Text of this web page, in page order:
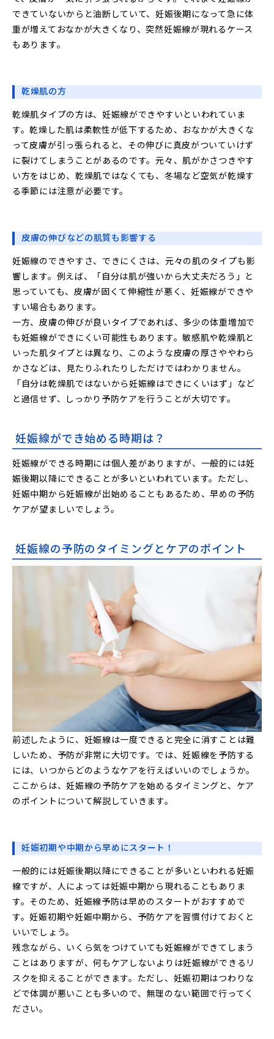
できていないからと油断していて、妊娠後期になって急に体
重が増えておなかが大きくなり、突然妊娠線が現れるケース
もあります。
乾燥肌の方
乾燥肌タイプの方は、妊娠線ができやすいといわれていま
す。乾燥した肌は柔軟性が低下するため、おなかが大きくな
って皮膚が引っ張られると、その伸びに真皮がついていけず
に裂けてしまうことがあるのです。元々、肌がかさつきやす
い方をはじめ、乾燥肌ではなくても、冬場など空気が乾燥す
る季節には注意が必要です。
皮膚の伸びなどの肌質も影響する
妊娠線のできやすさ、できにくさは、元々の肌のタイプも影
響します。例えば、「自分は肌が強いから大丈夫だろう」と
思っていても、皮膚が固くて伸縮性が悪く、妊娠線ができや
すい場合もあります。
一方、皮膚の伸びが良いタイプであれば、多少の体重増加で
も妊娠線ができにくい可能性もあります。敏感肌や乾燥肌と
いった肌タイプとは異なり、このような皮膚の厚さややわら
かさなどは、見たりふれたりしただけではわかりません。
「自分は乾燥肌ではないから妊娠線はできにくいはず」など
と過信せず、しっかり予防ケアを行うことが大切です。
妊娠線ができ始める時期は？
妊娠線ができる時期には個人差がありますが、一般的には妊
娠後期以降にできることが多いといわれています。ただし、
妊娠中期から妊娠線が出始めることもあるため、早めの予防
ケアが望ましいでしょう。
妊娠線の予防のタイミングとケアのポイント
前述したように、妊娠線は一度できると完全に消すことは難
しいため、予防が非常に大切です。では、妊娠線を予防する
には、いつからどのようなケアを行えばいいのでしょうか。
ここからは、妊娠線の予防ケアを始めるタイミングと、ケア
のポイントについて解説していきます。
妊娠初期や中期から早めにスタート！
一般的には妊娠後期以降にできることが多いといわれる妊娠
線ですが、人によっては妊娠中期から現れることもありま
す。そのため、妊娠線予防は早めのスタートがおすすめで
す。妊娠初期や妊娠中期から、予防ケアを習慣付けておくと
いいでしょう。
残念ながら、いくら気をつけていても妊娠線ができてしまう
ことはありますが、何もケアしないよりは妊娠線ができるリ
スクを抑えることができます。ただし、妊娠初期はつわりな
どで体調が悪いことも多いので、無理のない範囲で行ってく
ださい。